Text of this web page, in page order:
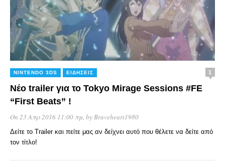
NINTENDO 3DS ΕΙΔΉΣΕΙΣ 1
Νέο trailer για το Tokyo Mirage Sessions #FE
“First Beats” !
On 23 Απρ 2016 11:00 πμ, byBraveheart1980
Δείτε το Trailer και πείτε μας αν δείχνει αυτό που θέλετε να δείτε από
τον τίτλο!